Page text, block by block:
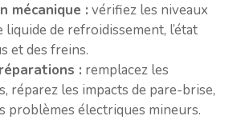
mécanique : vérifiez les niveaux
liquide de refroidissement, l’état
et des freins.
: remplacez les
réparez les impacts de pare-brise,
problèmes électriques mineurs.